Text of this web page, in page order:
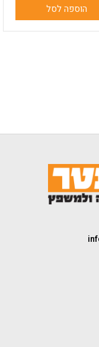
הוספה לסל